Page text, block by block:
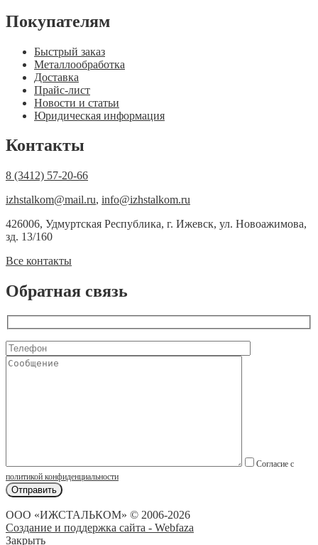
Покупателям
Быстрый заказ
Металлообработка
Доставка
Прайс-лист
Новости и статьи
Юридическая информация
Контакты
8 (3412) 57-20-66
izhstalkom@mail.ru, info@izhstalkom.ru
426006, Удмуртская Республика, г. Ижевск, ул. Новоажимова,
зд. 13/160
Все контакты
Обратная связь
Согласие с
политикой конфиденциальности
ООО «ИЖСТАЛЬКОМ» © 2006-2026
Создание и поддержка сайта - Webfaza
Закрыть